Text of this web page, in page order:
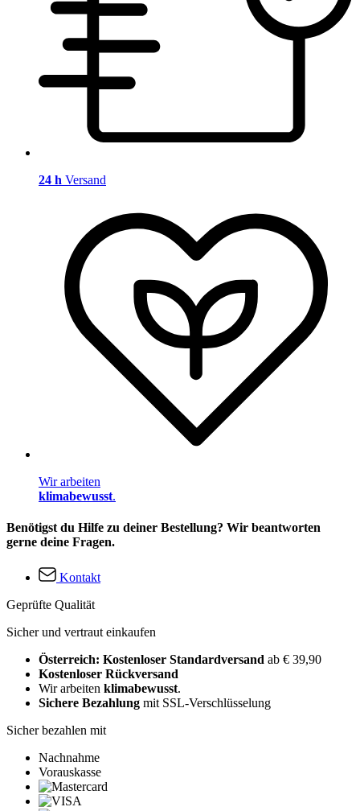
24 h Versand
Wir arbeiten
klimabewusst.
Benötigst du Hilfe zu deiner Bestellung? Wir beantworten
gerne deine Fragen.
Kontakt
Geprüfte Qualität
Sicher und vertraut einkaufen
Österreich: Kostenloser Standardversand ab € 39,90
Kostenloser Rückversand
Wir arbeiten klimabewusst.
Sichere Bezahlung mit SSL-Verschlüsselung
Sicher bezahlen mit
Nachnahme
Vorauskasse